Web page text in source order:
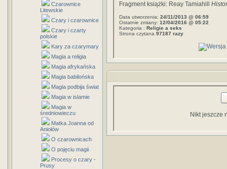
Czarownice
Litewskie
Czary i czarownice
Czary i czarty
polskie
Kary za czarymary
Magia a religia
Magia afrykańska
Magia babilońska
Magia podbija świat
Magia w islamie
Magia w
średniowieczu
Matka Joanna od
Aniołów
O czarownicach
O pojęciu magii
Procesy o czary -
Prusy
Fragment książki: Reay Tamiahill
Data utworzenia: 24/11/2013 @ 06:59
Ostatnie zmiany: 12/04/2016 @ 05:22
Kategoria : Religie a seks
Strona czytana 97187 razy
Nikt jeszcze